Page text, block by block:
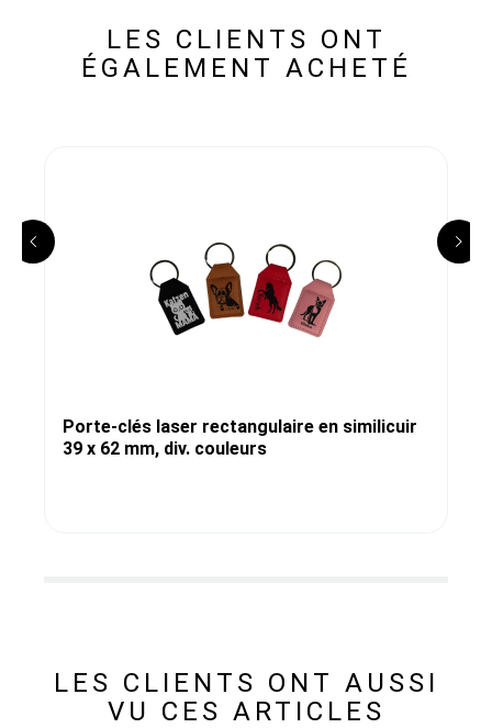
LES CLIENTS ONT
ÉGALEMENT ACHETÉ
Porte-clés laser rectangulaire en similicuir
39 x 62 mm, div. couleurs
LES CLIENTS ONT AUSSI
VU CES ARTICLES